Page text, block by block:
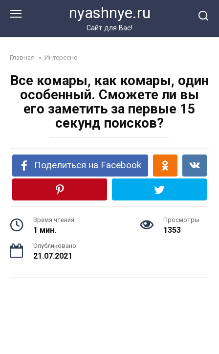
nyashnye.ru
Сайт для Вас!
Главная » Интересно
Все комары, как комары, один
особенный. Сможете ли вы
его заметить за первые 15
секунд поисков?
Поделиться на Facebook
Время чтения
1 мин.
Просмотры
1353
Опубликовано
21.07.2021